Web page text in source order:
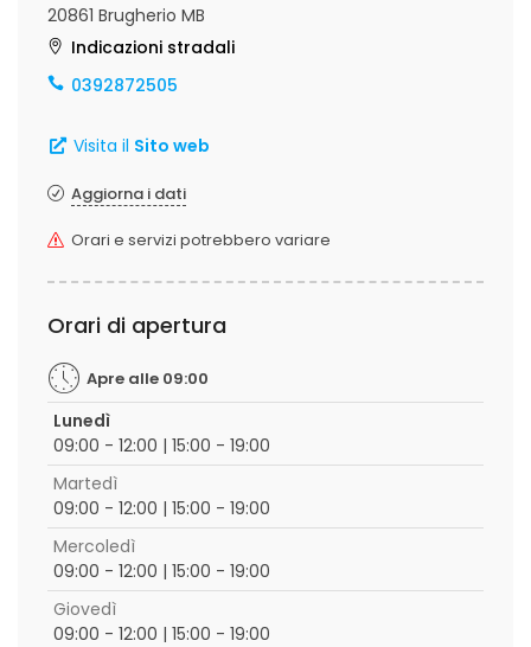
20861 Brugherio MB
Indicazioni stradali
0392872505
Visita il Sito web
Aggiorna i dati
Orari e servizi potrebbero variare
Orari di apertura
Apre alle 09:00
Lunedì
09:00 - 12:00 | 15:00 - 19:00
Martedì
09:00 - 12:00 | 15:00 - 19:00
Mercoledì
09:00 - 12:00 | 15:00 - 19:00
Giovedì
09:00 - 12:00 | 15:00 - 19:00